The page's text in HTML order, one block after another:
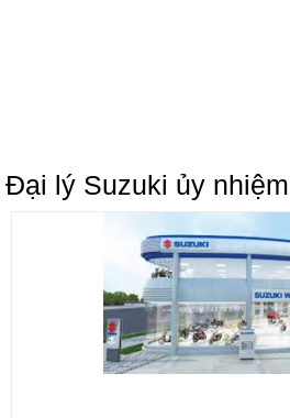
Đại lý Suzuki ủy